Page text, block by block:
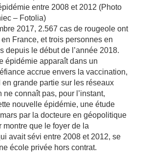
entre 2008 et 2012 (Photo
– Fotolia)
2017, 2.567 cas de rougeole ont
France, et trois personnes en
depuis le début de l’année 2018.
épidémie apparaît dans un
accrue envers la vaccination,
grande partie sur les réseaux
ne connaît pas, pour l’instant,
nouvelle épidémie, une étude
par la docteure en géopolitique
montre que le foyer de la
avait sévi entre 2008 et 2012, se
école privée hors contrat.